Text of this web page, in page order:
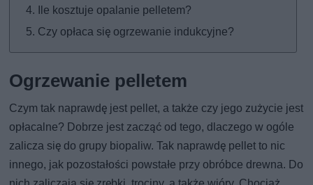
Ile kosztuje opalanie pelletem?
Czy opłaca się ogrzewanie indukcyjne?
Ogrzewanie pelletem
Czym tak naprawdę jest pellet, a także czy jego zużycie jest
opłacalne? Dobrze jest zacząć od tego, dlaczego w ogóle
zalicza się do grupy biopaliw. Tak naprawdę pellet to nic
innego, jak pozostałości powstałe przy obróbce drewna. Do